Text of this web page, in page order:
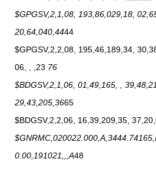
$GPGSV,2,1,08, 193,86,029,18,
20,64,040,4444
$GPGSV,2,2,08, 195,46,189,34,
06, , ,23 76
$BDGSV,2,1,06, 01,49,165, ,
29,43,205,3665
$BDGSV,2,2,06, 16,39,209,35,
0.00,191021,,,A48